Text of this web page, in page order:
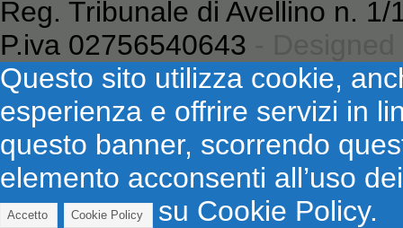
Reg. Tribunale di Avellino n.
P.iva 02756540643
Questo sito utilizza cookie,
esperienza e offrire servizi in
questo banner, scorrendo
elemento acconsenti all’uso
su Cookie Policy.
Accetto Cookie Policy